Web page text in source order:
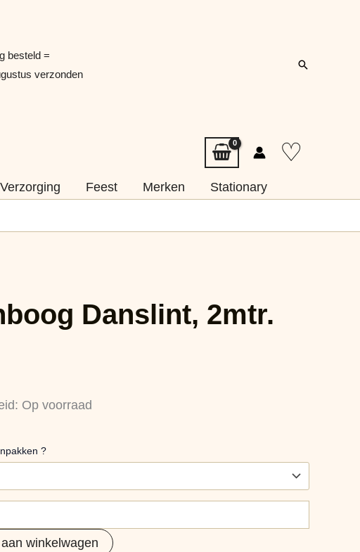
besteld =
verzonden
Zoeken
♡
Verzorging Feest Merken
Stationary
Danslint, 2mtr.
Op voorraad
?
winkelwagen